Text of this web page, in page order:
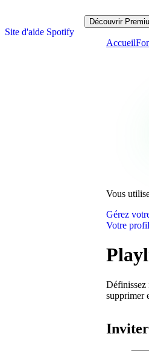
Site d'aide Spotify
Découvrir
Accueil
Vous
Gérez
Votre
Définissez
supprimer